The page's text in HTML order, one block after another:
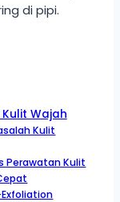
di pipi.
Wajah
Kulit
Perawatan Kulit